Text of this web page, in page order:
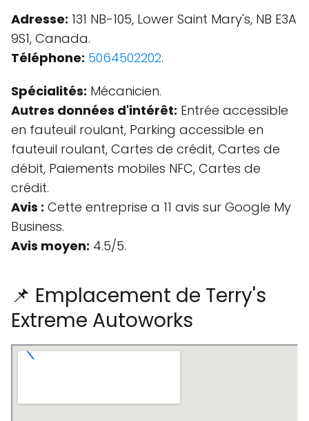
Adresse: 131 NB-105, Lower Saint Mary's, NB E3A
9S1, Canada.
Téléphone: 5064502202.
Spécialités: Mécanicien.
Autres données d'intérêt: Entrée accessible
en fauteuil roulant, Parking accessible en
fauteuil roulant, Cartes de crédit, Cartes de
débit, Paiements mobiles NFC, Cartes de
crédit.
Avis : Cette entreprise a 11 avis sur Google My
Business.
Avis moyen: 4.5/5.
📌 Emplacement de Terry's
Extreme Autoworks